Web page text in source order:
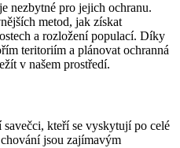
nezbytné pro jejich ochranu.
metod, jak získat
a rozložení populací. Díky
teritoriím a plánovat ochranná
v našem prostředí.
kteří se vyskytují po celé
jsou zajímavým